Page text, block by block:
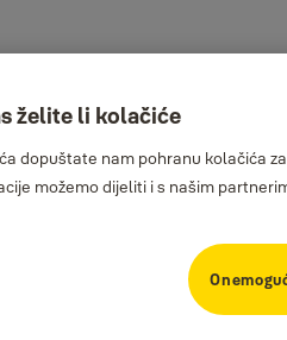
videozapise i fotografije pomoću
želite li kolačiće
dopuštate nam pohranu kolačića
možemo dijeliti i s našim